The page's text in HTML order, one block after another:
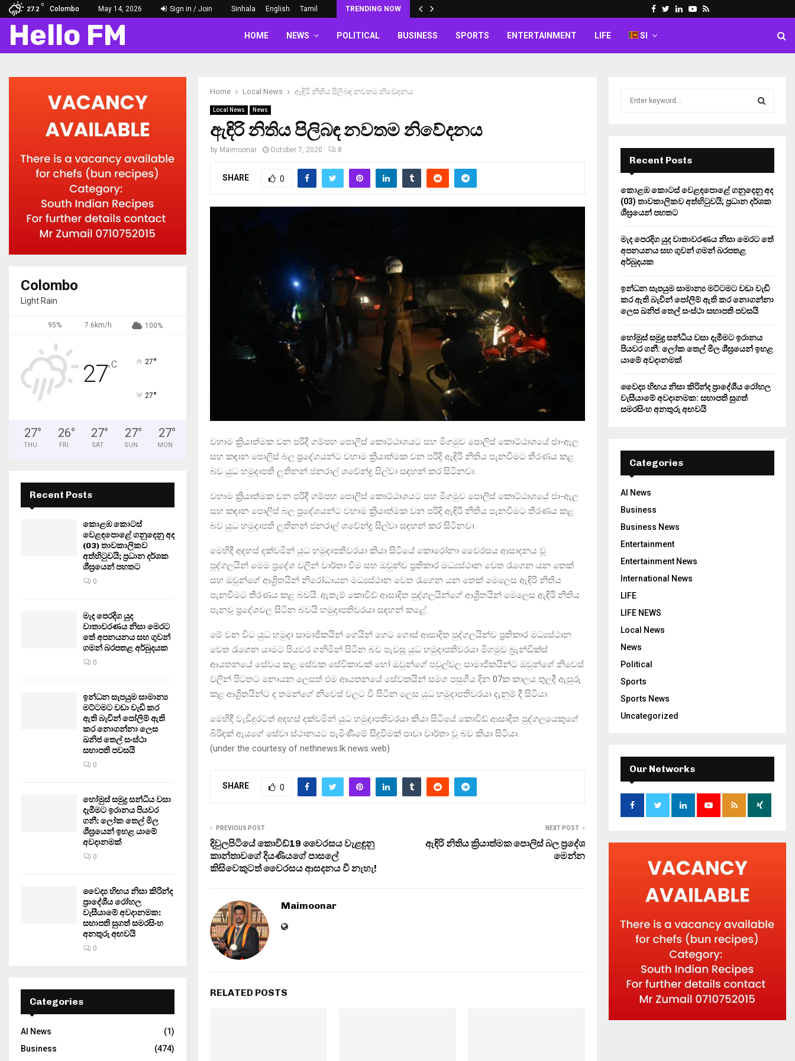
27.2
C
Colombo May 14, 2026 Sign in / Join Sinhala English Tamil TRENDING NOW Facebook
Twitter
LinkedinYoutube
Rss
Hello FM HOME NEWS POLITICAL BUSINESS SPORTS ENTERTAINMENT LIFE SI
Home Local News ඇඳිරි නිතිය පිලිබඳ නවතම නිවේදනය
Local News News
ඇඳිරි නිතිය පිලිබඳ නවතම නිවේදනය
by Maimoonar October 7, 2020 8
SHARE 0
වහාම ක්‍රියාත්මක වන පරිදී ගම්පහ පොලිස් කොට්ඨාශයට සහ මිගමුව පොලිස් කොට්ඨාශයේ ජා-ඇල
සහ කඳාන පොලිස් බල ප්‍රදේශයන්ට වහාම ක්‍රියාත්මක වන පරිදි ඇඳිරි නිතිය පැනවීමට තීරණය කළ
බව යුධ හමුදාපති ලුතිනන් ජනරාල් ශවේන්ද්‍ර සිල්වා සඳහන් කර සිටිනවා.
වහාම ක්‍රියාත්මක වන පරිදී ගම්පහ පොලිස් කොට්ඨාශයට සහ මිගමුව පොලිස් කොට්ඨාශයේ ජා-ඇල
සහ කඳාන පොලිස් බල ප්‍රදේශයන්ට වහාම ක්‍රියාත්මක වන පරිදි ඇඳිරි නිතිය පැනවීමට තීරණය කළ
බව යුධ හමුදාපති ලුතිනන් ජනරාල් ශවේන්ද්‍ර සිල්වා සඳහන් කර සිටිනවා.
මෙහිදී අදහස් දක්වමින් යුධ හමුදාපතිවරයා කියා සිටියේ කොරෝනා වෛරසය ආසාදනය වූ
පුද්ගලයින් මෙම ප්‍රදේශ වලින් වාර්තා වීම සහ ඔවුන්ව ප්‍රතිකාර මධ්‍යස්ථාන වෙත රැගෙන යන තෙක්
සහ ඔවුන්ගේ ආශ්‍රිතයින් නිරෝධායන මධ්‍යස්ථාන වෙත රැගෙන යන තෙක් මෙලෙස ඇඳිරි නිතිය
පැනවීමට තීරණය කළ බවයි. ඇතැම් කොවිඩ් ආසාදිත පුද්ගලයින්ගේ ආශ්‍රිතයින් මෙලෙස ඇඳිරි නිතිය
පැනවූ ප්‍රදේශවල සිටින බවයි හමුදාපතිවරයා සඳහන් කළේ.
මේ වන විට යුධ හමුදා සාමාජිකයින් ගෙයින් ගෙට ගොස් ආසාදිත පුද්ගලයින්ව ප්‍රතිකාර මධ්‍යස්ථාන
වෙත රැගෙන යාමට පියවර ගනිමින් සිටින බව පැවසූ යුධ හමුදාපතිවරයා මිගමුව බ්‍රැන්ඩික්ස්
ආයතනයේ සේවය කළ සේවක සේවිකාවක් හෝ ඔවුන්ගේ පවුල්වල සාමාජිකයින්ට ඔවුන්ගේ නිවෙස්
වලින් පිටතට නොයන ලෙසත් එම ආයතනයේ සේවකයින් සමග පසුගිය දින 07ක කාලය තුලදී ඇසුරු
කළ ආශ්‍රිතයින්ට ද තමන්ගේ නිවෙස් වලට වී සිටින ලෙස යුධ හමුදාපතිවරයා දැනුම් දී සිටියා.
මෙහිදී වැඩිදුරටත් අදහස් දක්වමින් යුධ හමුදාපතිවරයා කියා සිටියේ කොවිඩ් ආසාදිත පුද්ගලයෙකුගේ
බිරිඳක් ඇයගේ සේවා ස්ථානයට පැමිණීමේ සිදුවීමක් පාවා වාර්තා වූ බව කියා සිටියා.
(under the courtesy of nethnews.lk news web)
SHARE 0
PREVIOUS POST
දිවුලපිටියේ කොවිඩ්19 වෛරසය වැළඳුනු
කාන්තාවගේ දියණියගේ පාසලේ
කිසිවෙකුටත් වෛරසය ආසදනය වී නැහැ!
NEXT POST
ඇඳිරි නිතිය ක්‍රියාත්මක පොලිස් බල ප්‍රදේශ
මෙන්න
Maimoonar
RELATED POSTS
Colombo
Light Rain
95% 7.6km/h 100%
27°C 27°
27°
27°
THU
26°
FRI
27°
SAT
27°
SUN
27°
MON
Recent Posts
කොළඹ කොටස්
වෙළඳපොළේ ගනුදෙනු අද
(03) තාවකාලිකව
අත්හිටුවයි; ප්‍රධාන දර්ශක
ශීඝ්‍රයෙන් පහතට
0
මැද පෙරදිග යුද
වාතාවරණය නිසා මෙරට
තේ අපනයනය සහ ගුවන්
ගමන් බරපතළ අර්බුදයක
0
ඉන්ධන සැපයුම සාමාන්‍ය
මට්ටමට වඩා වැඩි කර
ඇති බැවින් පෝලිම් ඇති
කර නොගන්නා ලෙස
ඛනිජ තෙල් සංස්ථා
සභාපති පවසයි
0
හෝමුස් සමුද්‍ර සන්ධිය වසා
දැමීමට ඉරානය පියවර
ගනී: ලෝක තෙල් මිල
ශීඝ්‍රයෙන් ඉහළ යාමේ
අවදානමක්
0
වෛද්‍ය හිඟය නිසා කිරින්ද
ප්‍රාදේශීය රෝහල
වැසීයාමේ අවදානමක:
සභාපති සුගත් සමරසිංහ
අනතුරු අඟවයි
0
Categories
AI News
(1)
Business
(474)
r
:
E
A
R
H
Recent Posts
කොළඹ කොටස් වෙළඳපොළේ ගනුදෙනු අද
(03) තාවකාලිකව අත්හිටුවයි; ප්‍රධාන දර්ශක
ශීඝ්‍රයෙන් පහතට
මැද පෙරදිග යුද වාතාවරණය නිසා මෙරට තේ
අපනයනය සහ ගුවන් ගමන් බරපතළ
අර්බුදයක
ඉන්ධන සැපයුම සාමාන්‍ය මට්ටමට වඩා වැඩි
කර ඇති බැවින් පෝලිම් ඇති කර නොගන්නා
ලෙස ඛනිජ තෙල් සංස්ථා සභාපති පවසයි
හෝමුස් සමුද්‍ර සන්ධිය වසා දැමීමට ඉරානය
පියවර ගනී: ලෝක තෙල් මිල ශීඝ්‍රයෙන් ඉහළ
යාමේ අවදානමක්
වෛද්‍ය හිඟය නිසා කිරින්ද ප්‍රාදේශීය රෝහල
වැසීයාමේ අවදානමක: සභාපති සුගත්
සමරසිංහ අනතුරු අඟවයි
Categories
AI News
Business
Business News
Entertainment
Entertainment News
International News
LIFE
LIFE NEWS
Local News
News
Political
Sports
Sports News
Uncategorized
Our Networks